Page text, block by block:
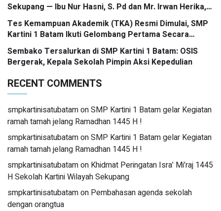
Sekupang — Ibu Nur Hasni, S. Pd dan Mr. Irwan Herika,
M. Pd apresiasi prestasi emas yang menggema
Tes Kemampuan Akademik (TKA) Resmi Dimulai, SMP
Kartini 1 Batam Ikuti Gelombang Pertama Secara
Nasional
Sembako Tersalurkan di SMP Kartini 1 Batam: OSIS
Bergerak, Kepala Sekolah Pimpin Aksi Kepedulian
RECENT COMMENTS
smpkartinisatubatamonSMP Kartini 1 Batam gelar Kegiatan
ramah tamah jelang Ramadhan 1445 H !
smpkartinisatubatamonSMP Kartini 1 Batam gelar Kegiatan
ramah tamah jelang Ramadhan 1445 H !
smpkartinisatubatamon Khidmat Peringatan Isra’ Mi’raj 1445
H Sekolah Kartini Wilayah Sekupang
smpkartinisatubatamon Pembahasan agenda sekolah
dengan orangtua